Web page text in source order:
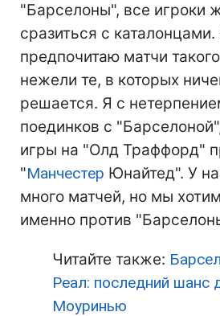
"Барселоны", все игроки
сразиться с каталонцами.
предпочитаю матчи
нежели те, в которых
решается. Я с
поединков с
игры на "Олд Траффорд"
"Манчестер Юнайтед". У
много матчей, но мы
именно против
Читайте также:
Реал: последний шанс
Моуринью